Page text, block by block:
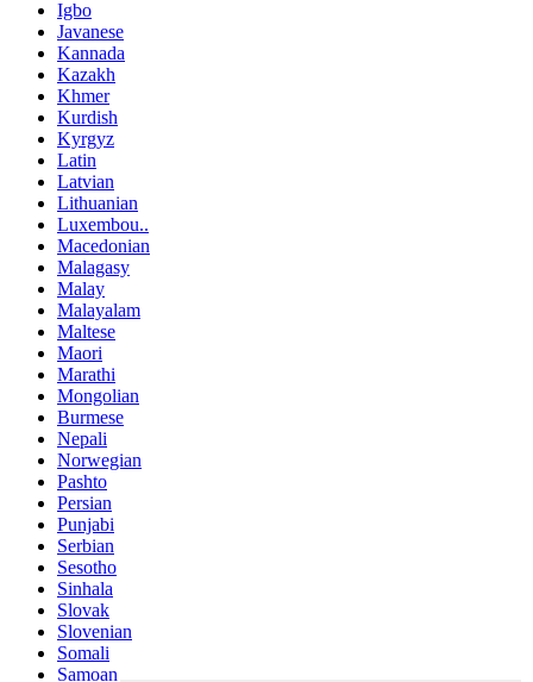
Igbo
Javanese
Kannada
Kazakh
Khmer
Kurdish
Kyrgyz
Latin
Latvian
Lithuanian
Luxembou..
Macedonian
Malagasy
Malay
Malayalam
Maltese
Maori
Marathi
Mongolian
Burmese
Nepali
Norwegian
Pashto
Persian
Punjabi
Serbian
Sesotho
Sinhala
Slovak
Slovenian
Somali
Samoan